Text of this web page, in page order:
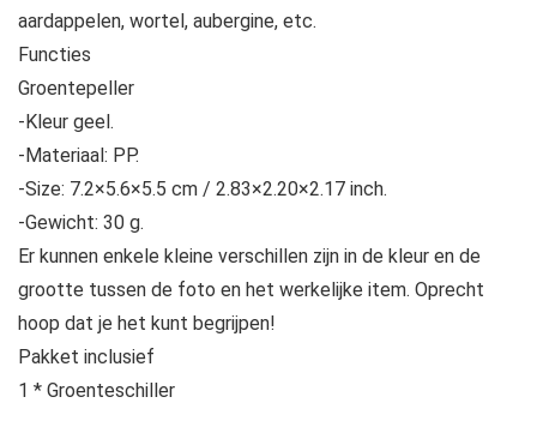
aardappelen, wortel, aubergine, etc.
Functies
Groentepeller
-Kleur geel.
-Materiaal: PP.
-Size: 7.2×5.6×5.5 cm / 2.83×2.20×2.17 inch.
-Gewicht: 30 g.
Er kunnen enkele kleine verschillen zijn in de kleur en de
grootte tussen de foto en het werkelijke item. Oprecht
hoop dat je het kunt begrijpen!
Pakket inclusief
1 * Groenteschiller